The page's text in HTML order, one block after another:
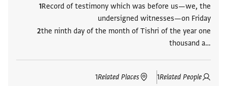
Record of testimony which was before us—we, the
undersigned witnesses—on Friday
the ninth day of the month of Tishri of the year one
thousand a‮…
Related People
1
Related Places
1